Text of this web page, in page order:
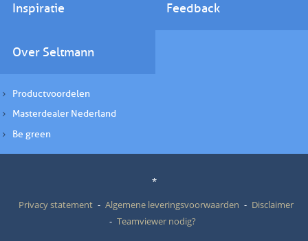
Inspiratie Feedback
Over Seltmann
Productvoordelen
Masterdealer Nederland
Be green
*
Privacy statement
Algemene leveringsvoorwaarden
Disclaimer
Teamviewer nodig?